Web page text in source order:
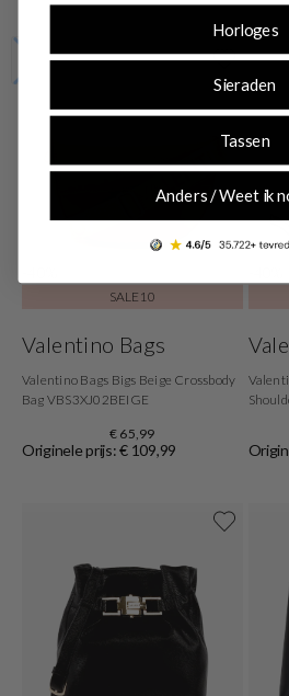
SALE10
Valentino Bags
Valentino Bags Bigs Beige Crossbody
Bag VBS3XJ02BEIGE
€ 65,99
Originele prijs: € 109,99
Horloges
Sieraden
Tassen
Anders / Weet ik